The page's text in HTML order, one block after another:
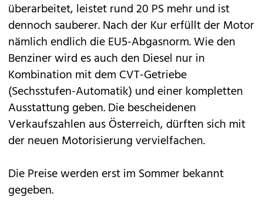
überarbeitet, leistet rund 20 PS mehr und ist
dennoch sauberer. Nach der Kur erfüllt der Motor
nämlich endlich die EU5-Abgasnorm. Wie den
Benziner wird es auch den Diesel nur in
Kombination mit dem CVT-Getriebe
(Sechsstufen-Automatik) und einer kompletten
Ausstattung geben. Die bescheidenen
Verkaufszahlen aus Österreich, dürften sich mit
der neuen Motorisierung vervielfachen.
Die Preise werden erst im Sommer bekannt
gegeben.